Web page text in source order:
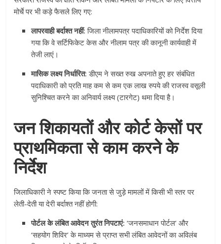
मोर्चे पर भी कड़े फैसले लिए गए:
लापरवाही बर्दाश्त नहीं: जिला नीलामपत्र पदाधिकारियों को निर्देश दिया
गया कि वे सर्टिफिकेट केस और नीलाम पत्र की कानूनी कार्यवाही में
तेजी लाएं।
मासिक लक्ष्य निर्धारित: डीएम ने सख्त रुख अपनाते हुए हर संबंधित
पदाधिकारी को प्रति माह कम से कम एक लाख रुपये की राजस्व वसूली
सुनिश्चित करने का अनिवार्य लक्ष्य (टारगेट) थमा दिया है।
जन शिकायतों और कोर्ट केसों पर
प्राथमिकता से काम करने के
निर्देश
जिलाधिकारी ने स्पष्ट किया कि जनता से जुड़े मामलों में किसी भी स्तर पर
लेती-देती या देरी बर्दाश्त नहीं होगी:
पोर्टल के लंबित आवेदन तुरंत निपटाएं: ‘जनसमाधान पोर्टल’ और
‘सहयोग शिविर’ के माध्यम से प्राप्त सभी लंबित आवेदनों का अविलंब